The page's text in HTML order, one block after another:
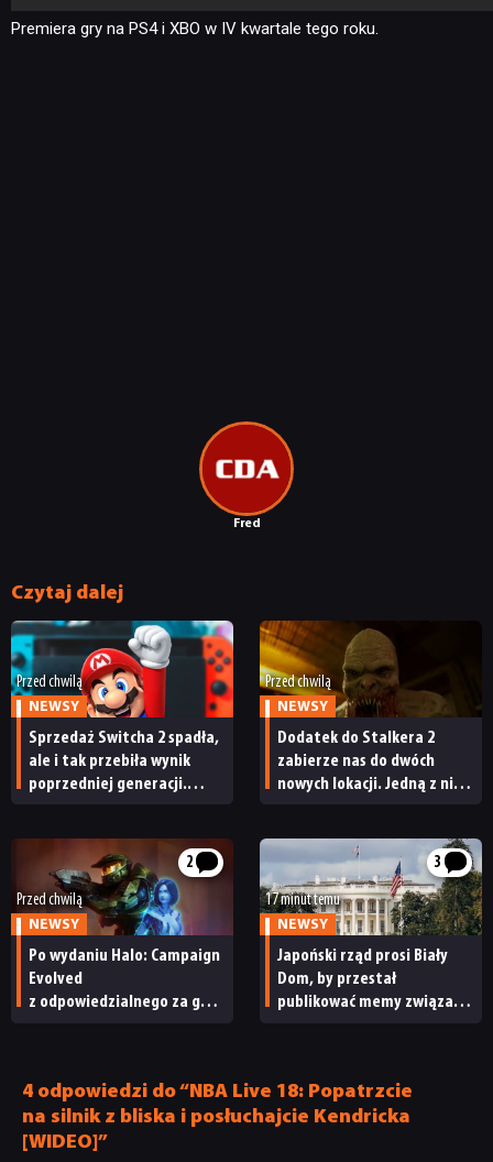
PUBLICYSTYKA
KULTURA
TECHNOLOGIE
DYSKUSJE
SKLEP
Fred
Premiera gry na PS4 i XBO w IV kwartale tego roku.
Czytaj dalej
Przed chwilą
NEWSY
Sprzedaż Switcha 2 spadła,
ale i tak przebiła wynik
poprzedniej generacji.
Przed chwilą
NEWSY
Dodatek do Stalkera 2
zabierze nas do dwóch
nowych lokacji. Jedną z nich
2
Przed chwilą
NEWSY
Po wydaniu Halo: Campaign
Evolved
z odpowiedzialnego za grę
3
17 minut temu
NEWSY
Japoński rząd prosi Biały
Dom, by przestał
publikować memy związane
4 odpowiedzi do “NBA Live 18: Popatrzcie
na silnik z bliska i posłuchajcie Kendricka
[WIDEO]”